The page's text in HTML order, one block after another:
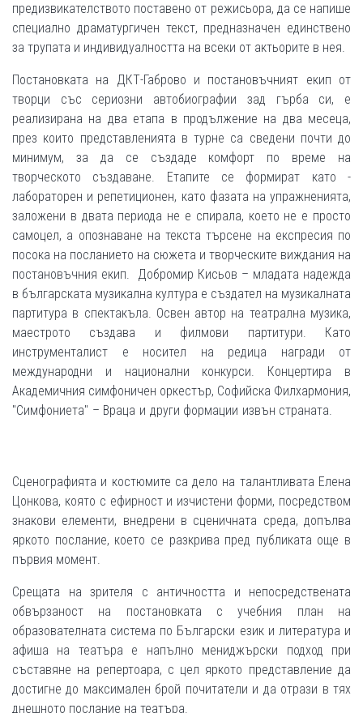
предизвикателството поставено от режисьора, да се напише
специално драматургичен текст, предназначен единствено
за трупата и индивидуалността на всеки от актьорите в нея.
Постановката на ДКТ-Габрово и постановъчният екип от
творци със сериозни автобиографии зад гърба си, е
реализирана на два етапа в продължение на два месеца,
през които представленията в турне са сведени почти до
минимум, за да се създаде комфорт по време на
творческото създаване. Етапите се формират като -
лабораторен и репетиционен, като фазата на упражненията,
заложени в двата периода не е спирала, което не е просто
самоцел, а опознаване на текста търсене на експресия по
посока на посланието на сюжета и творческите виждания на
постановъчния екип. Добромир Кисьов – младата надежда
в българската музикална култура е създател на музикалната
партитура в спектакъла. Освен автор на театрална музика,
маестрото създава и филмови партитури. Като
инструменталист е носител на редица награди от
международни и национални конкурси. Концертира в
Академичния симфоничен оркестър, Софийска Филхармония,
"Симфониета" – Враца и други формации извън страната.
Сценографията и костюмите са дело на талантливата Елена
Цонкова, която с ефирност и изчистени форми, посредством
знакови елементи, внедрени в сценичната среда, допълва
яркото послание, което се разкрива пред публиката още в
първия момент.
Срещата на зрителя с античността и непосредствената
обвързаност на постановката с учебния план на
образователната система по Български език и литература и
афиша на театъра е напълно мениджърски подход при
съставяне на репертоара, с цел яркото представление да
достигне до максимален брой почитатели и да отрази в тях
днешното послание на театъра.